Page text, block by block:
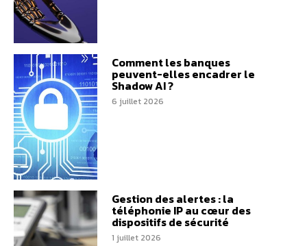
Comment les banques
peuvent-elles encadrer le
Shadow AI ?
6 juillet 2026
Gestion des alertes : la
téléphonie IP au cœur des
dispositifs de sécurité
1 juillet 2026